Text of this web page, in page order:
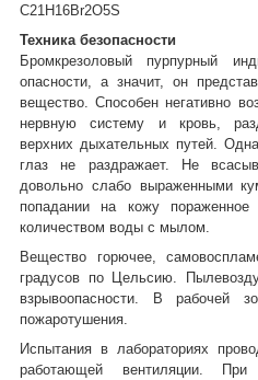
C21 H 16Br2O5S
Техника безопасности
Бромкрезоловый пурпурный
опасности, а значит, он
вещество. Способен негативно
нервную систему и кровь,
верхних дыхательных путей.
глаз не раздражает. Не
довольно слабо выраженными
попадании на кожу
количеством воды с мылом.
Вещество горючее,
градусов по Цельсию.
взрывоопасности. В рабочей
пожаротушения.
Испытания в лабораториях
работающей вентиляции.